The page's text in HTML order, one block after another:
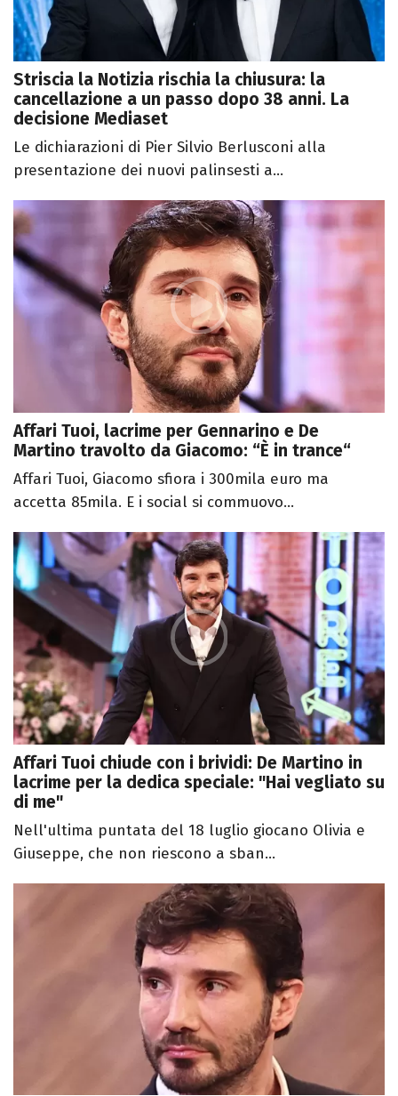
Striscia la Notizia rischia la chiusura: la
cancellazione a un passo dopo 38 anni. La
decisione Mediaset
Le dichiarazioni di Pier Silvio Berlusconi alla
presentazione dei nuovi palinsesti a...
Affari Tuoi, lacrime per Gennarino e De
Martino travolto da Giacomo: “È in trance“
Affari Tuoi, Giacomo sfiora i 300mila euro ma
accetta 85mila. E i social si commuovo...
Affari Tuoi chiude con i brividi: De Martino in
lacrime per la dedica speciale: "Hai vegliato su
di me"
Nell'ultima puntata del 18 luglio giocano Olivia e
Giuseppe, che non riescono a sban...